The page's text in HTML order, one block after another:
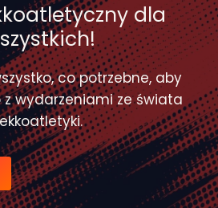
dla
co potrzebne, aby
wydarzeniami ze świata